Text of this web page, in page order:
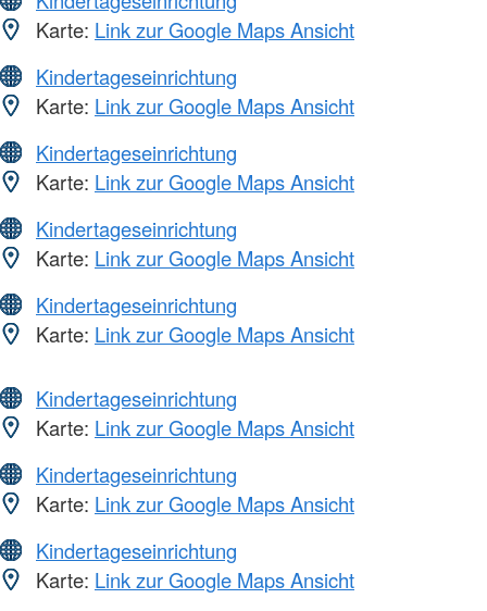
Karte: Link zur Google Maps Ansicht
Kindertageseinrichtung
Karte: Link zur Google Maps Ansicht
Kindertageseinrichtung
Karte: Link zur Google Maps Ansicht
Kindertageseinrichtung
Karte: Link zur Google Maps Ansicht
Kindertageseinrichtung
Karte: Link zur Google Maps Ansicht
Kindertageseinrichtung
Karte: Link zur Google Maps Ansicht
Kindertageseinrichtung
Karte: Link zur Google Maps Ansicht
Kindertageseinrichtung
Karte: Link zur Google Maps Ansicht